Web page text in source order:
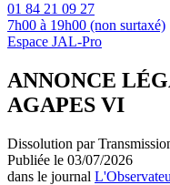
01 84 21 09 27
7h00 à 19h00 (non surtaxé)
Espace JAL-Pro
ANNONCE
AGAPES VI
Dissolution par
Publiée le 03/07/2026
dans le journal